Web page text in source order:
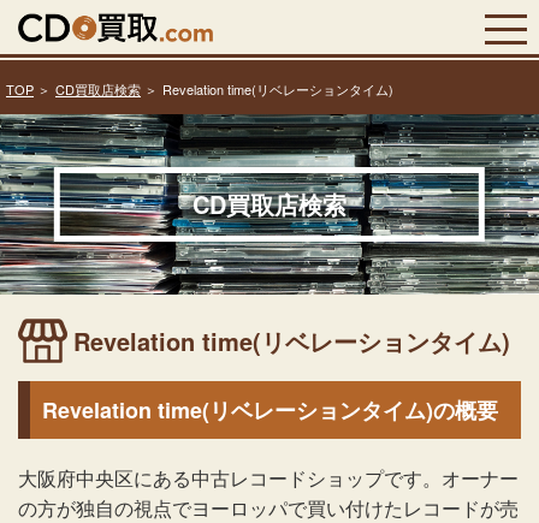
TOP CD買取店検索 Revelation time(リベレーションタイム)
CD買取店検索
Revelation time(リベレーションタイム)
Revelation time(リベレーションタイム)の概要
大阪府中央区にある中古レコードショップです。オーナー
の方が独自の視点でヨーロッパで買い付けたレコードが売